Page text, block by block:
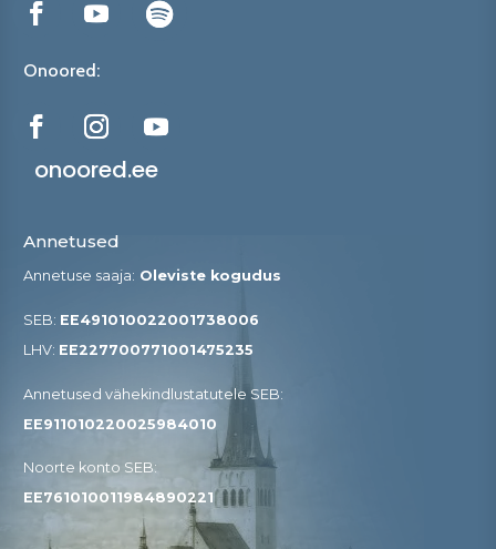
Onoored:
onoored.ee
Annetused
Annetuse saaja: Oleviste kogudus
SEB: EE491010022001738006
LHV: EE227700771001475235
Annetused vähekindlustatutele SEB​:
EE911010220025984010
Noorte konto SEB:
EE761010011984890221